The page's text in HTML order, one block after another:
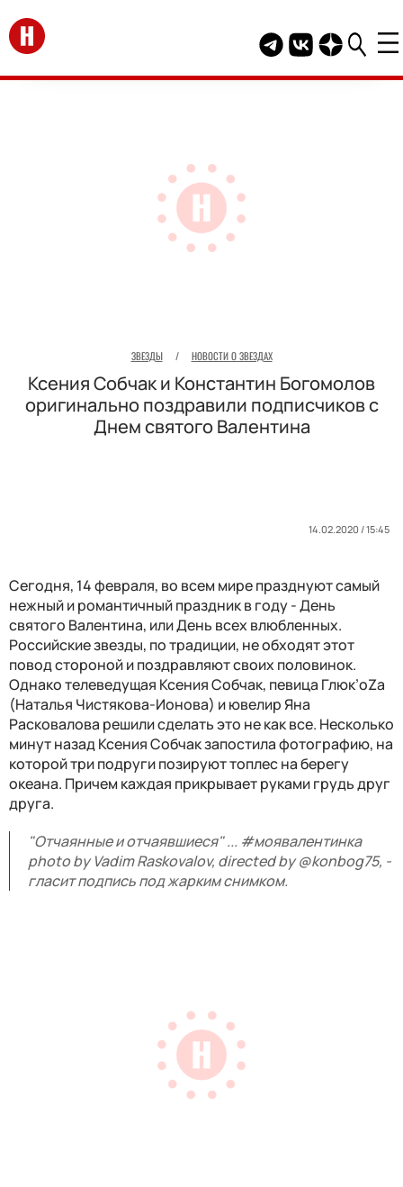
Перейти на главную
Telegram канал
Группа HELLO
Канал
ЗВЕЗДЫ / НОВОСТИ О ЗВЕЗДАХ
Ксения Собчак и Константин Богомолов
оригинально поздравили подписчиков с
Днем святого Валентина
14.02.2020 / 15:45
Сегодня, 14 февраля, во всем мире празднуют самый
нежный и романтичный праздник в году - День
святого Валентина, или День всех влюбленных.
Российские звезды, по традиции, не обходят этот
повод стороной и поздравляют своих половинок.
Однако телеведущая Ксения Собчак, певица Глюк’oZa
(Наталья Чистякова-Ионова) и ювелир Яна
Расковалова решили сделать это не как все. Несколько
минут назад Ксения Собчак запостила фотографию, на
которой три подруги позируют топлес на берегу
океана. Причем каждая прикрывает руками грудь друг
друга.
"Отчаянные и отчаявшиеся" ... #моявалентинка
photo by Vadim Raskovalov, directed by@konbog75, -
гласит подпись под жарким снимком.